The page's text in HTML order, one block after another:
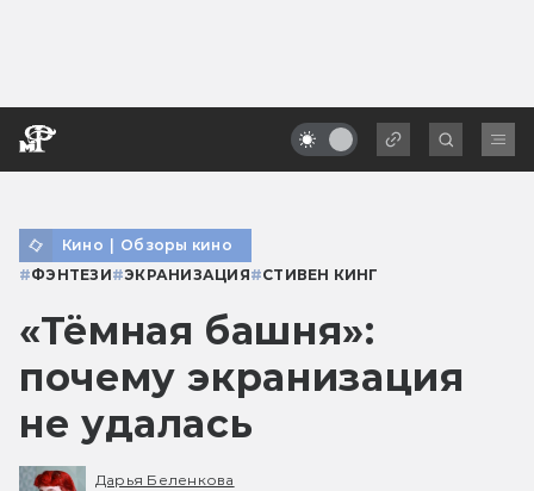
Кино | Обзоры кино
#ФЭНТЕЗИ#ЭКРАНИЗАЦИЯ#СТИВЕН КИНГ
«Тёмная башня»:
почему экранизация
не удалась
Дарья Беленкова